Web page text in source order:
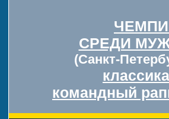
СРЕДИ
(Санкт-
классика
командный